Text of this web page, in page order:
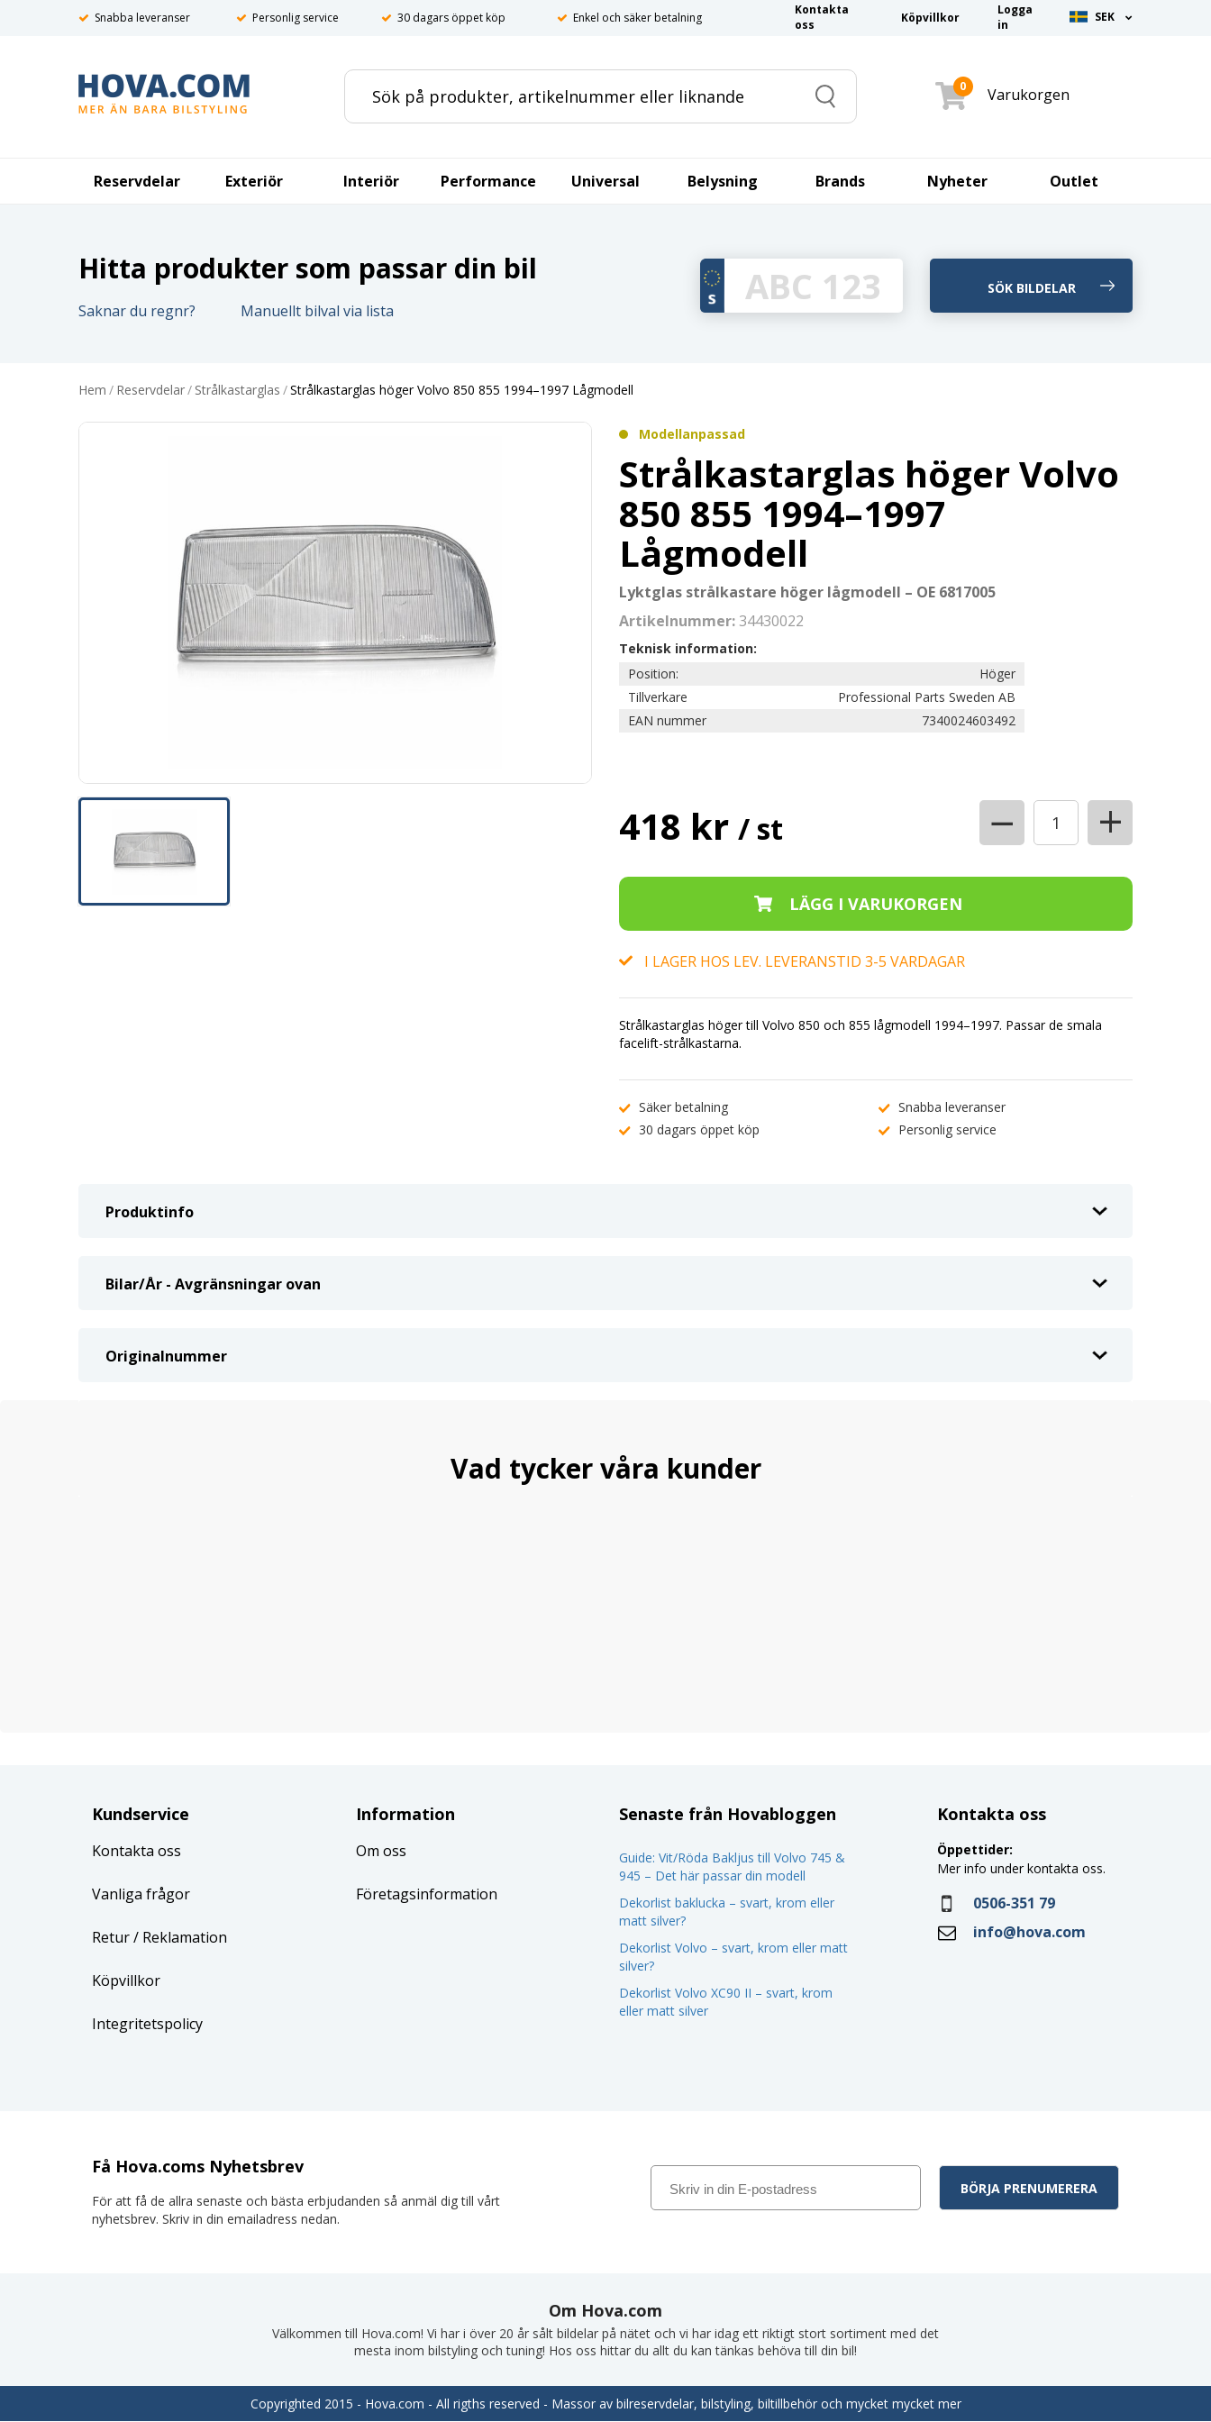
Snabba leveranser Personlig service 30 dagars öppet köp Enkel och säker betalning
Kontakta
oss
Köpvillkor
Logga
in
SEK
Search
0 Varukorgen
Reservdelar Exteriör Interiör Performance Universal Belysning Brands Nyheter Outlet
Hitta produkter som passar din bil
Saknar du regnr? Manuellt bilval via lista
Hem / Reservdelar/ Strålkastarglas /Strålkastarglas höger Volvo 850 855 1994–1997 Lågmodell
Modellanpassad
Strålkastarglas höger Volvo
850 855 1994–1997
Lågmodell
Lyktglas strålkastare höger lågmodell – OE 6817005
Artikelnummer:34430022
Teknisk information:
Position:
Höger
Tillverkare
Professional Parts Sweden AB
EAN nummer
7340024603492
418 kr / st − +
I LAGER HOS LEV. LEVERANSTID 3-5 VARDAGAR
Strålkastarglas höger till Volvo 850 och 855 lågmodell 1994–1997. Passar de smala
facelift-strålkastarna.
Säker betalning
Snabba leveranser
30 dagars öppet köp
Personlig service
Produktinfo
Bilar/År - Avgränsningar ovan
Originalnummer
Vad tycker våra kunder
Kundservice
Kontakta oss
Vanliga frågor
Retur/ Reklamation
Köpvillkor
Integritetspolicy
Information
Om oss
Företagsinformation
Senaste från Hovabloggen
Guide: Vit/Röda Bakljus till Volvo 745 &
945 – Det här passar din modell
Dekorlist baklucka – svart, krom eller
matt silver?
Dekorlist Volvo – svart, krom eller matt
silver?
Dekorlist Volvo XC90 II – svart, krom
eller matt silver
Kontakta oss
Öppettider:
Mer info under kontakta oss.
0506-351 79
info@hova.com
Få Hova.coms Nyhetsbrev
För att få de allra senaste och bästa erbjudanden så anmäl dig till vårt
nyhetsbrev. Skriv in din emailadress nedan.
Om Hova.com
Välkommen till Hova.com! Vi har i över 20 år sålt bildelar på nätet och vi har idag ett riktigt stort sortiment med det
mesta inom bilstyling och tuning! Hos oss hittar du allt du kan tänkas behöva till din bil!
Copyrighted 2015 - Hova.com - All rigths reserved - Massor av bilreservdelar, bilstyling, biltillbehör och mycket mycket mer